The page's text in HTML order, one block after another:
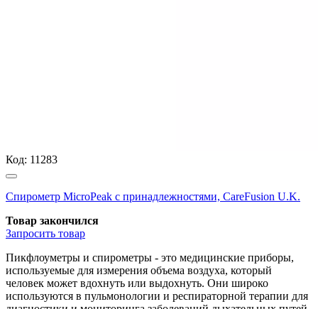
Код: 11283
Спирометр MicroPeak с принадлежностями, CareFusion U.K.
Товар закончился
Запросить товар
Пикфлоуметры и спирометры - это медицинские приборы,
используемые для измерения объема воздуха, который
человек может вдохнуть или выдохнуть. Они широко
используются в пульмонологии и респираторной терапии для